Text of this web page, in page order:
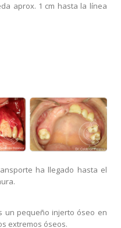
aprox. 1 cm hasta la línea
ha llegado hasta el
un pequeño injerto óseo en
extremos óseos.